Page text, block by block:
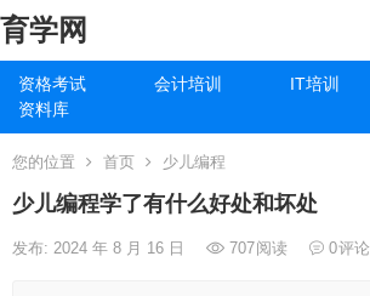
育学网
资格考试 会计培训 IT培训
资料库
您的位置 首页 少儿编程
少儿编程学了有什么好处和坏处
发布: 2024 年 8 月 16 日 707阅读 0评论